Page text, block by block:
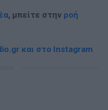
, μπείτε στην ροή
και στο Instagram